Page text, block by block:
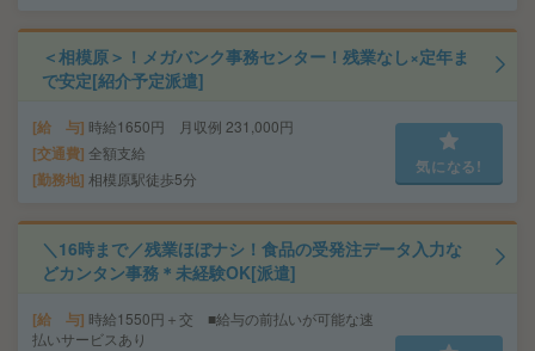
＜相模原＞！メガバンク事務センター！残業なし×定年ま
で安定[紹介予定派遣]
給 与 時給1650円 月収例 231,000円
交通費 全額支給
勤務地 相模原駅徒歩5分
気になる!
＼16時まで／残業ほぼナシ！食品の受発注データ入力な
どカンタン事務＊未経験OK[派遣]
給 与 時給1550円＋交 ■給与の前払いが可能な速
払いサービスあり